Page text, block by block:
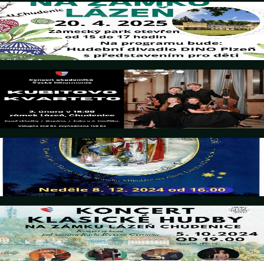
20. April 2025
VELIKONOCE NA ZÁMKU LÁZEŇ
Details
KONCERT: KUBITOVO KVARTETO
Details
8. Dezember 2024
Svatý Mikuláš u Czerninů na zámku Lázeň
Details
5. Oktober 2024
KONCERT KLASICKÉ HUDBY
Details